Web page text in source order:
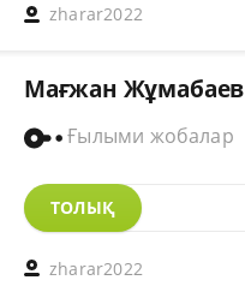
zharar2022
Мағжан Жұмабаев
Ғылыми жобалар
ТОЛЫҚ
zharar2022